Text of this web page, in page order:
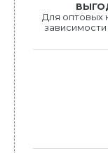
Для оптовых